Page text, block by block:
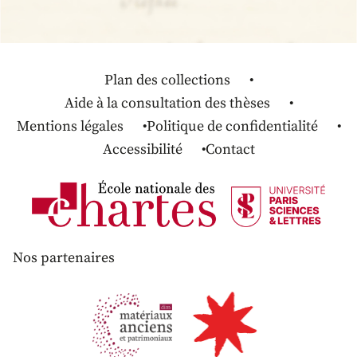
Plan des collections
Aide à la consultation des thèses
Mentions légales
Politique de confidentialité
Accessibilité
Contact
Nos partenaires